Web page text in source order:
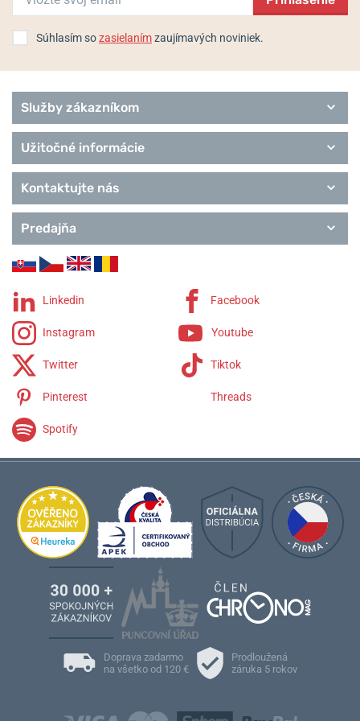
Súhlasím sozasielanímzaujímavých noviniek.
Služby zákazníkom
Užitočné informácie
Kontaktujte nás
Predajňa
Linkedin Facebook
Instagram Youtube
Twitter Tiktok
Pinterest Threads
Spotify
Doprava zadarmo
na všetko od 120 €
Prodloužená
záruka 5 rokov